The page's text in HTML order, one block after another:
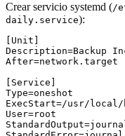
Crear servicio systemd (/
daily.service):
[Unit]
Description=Backup
After=network.target
[Service]
Type=oneshot
ExecStart=/usr/local/
User=root